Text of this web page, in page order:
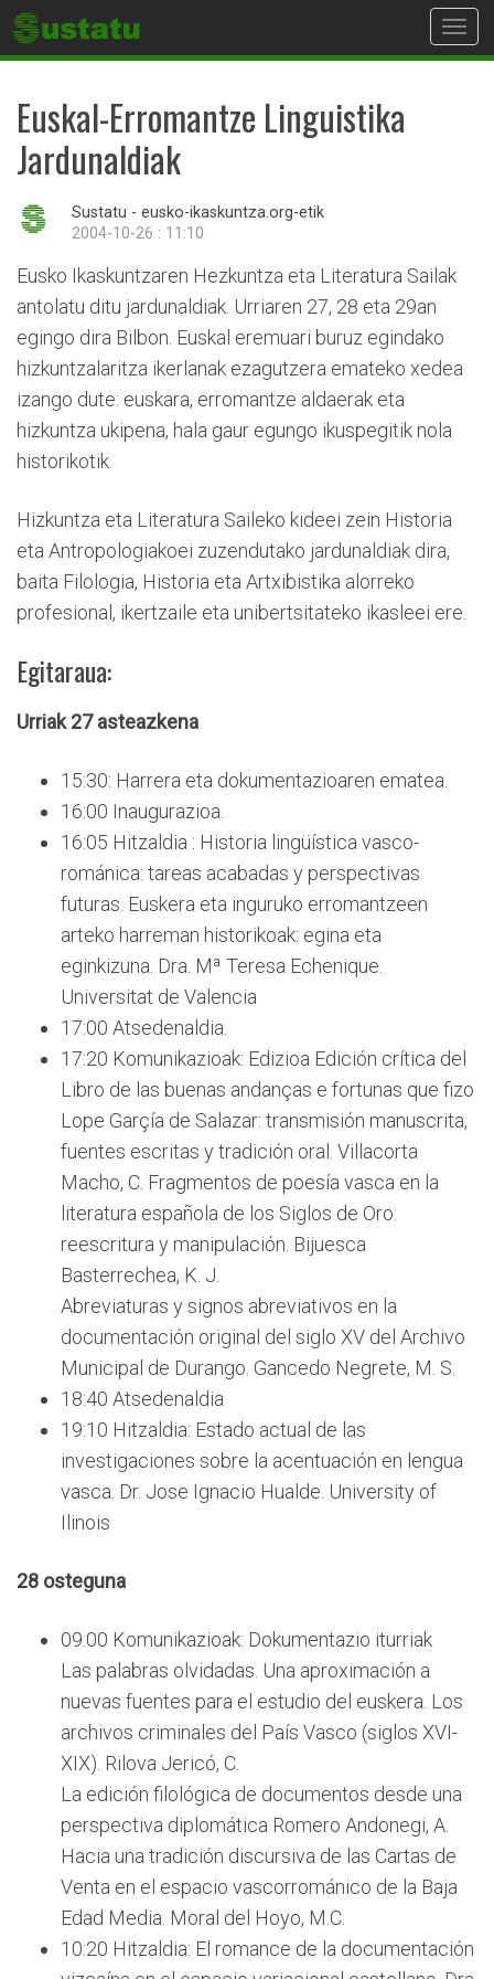
Euskal-Erromantze Linguistika
Jardunaldiak
Sustatu - eusko-ikaskuntza.org-etik
2004-10-26 : 11:10
Eusko Ikaskuntzaren Hezkuntza eta Literatura Sailak
antolatu ditu jardunaldiak. Urriaren 27, 28 eta 29an
egingo dira Bilbon. Euskal eremuari buruz egindako
hizkuntzalaritza ikerlanak ezagutzera emateko xedea
izango dute: euskara, erromantze aldaerak eta
hizkuntza ukipena, hala gaur egungo ikuspegitik nola
historikotik.
Hizkuntza eta Literatura Saileko kideei zein Historia
eta Antropologiakoei zuzendutako jardunaldiak dira,
baita Filologia, Historia eta Artxibistika alorreko
profesional, ikertzaile eta unibertsitateko ikasleei ere.
Egitaraua:
Urriak 27 asteazkena
15:30: Harrera eta dokumentazioaren ematea.
16:00 Inaugurazioa.
16:05 Hitzaldia : Historia lingüística vasco-
románica: tareas acabadas y perspectivas
futuras. Euskera eta inguruko erromantzeen
arteko harreman historikoak: egina eta
eginkizuna. Dra. Mª Teresa Echenique.
Universitat de Valencia
17:00 Atsedenaldia.
17:20 Komunikazioak: Edizioa Edición crítica del
Libro de las buenas andanças e fortunas que fizo
Lope Garçía de Salazar: transmisión manuscrita,
fuentes escritas y tradición oral. Villacorta
Macho, C. Fragmentos de poesía vasca en la
literatura española de los Siglos de Oro:
reescritura y manipulación. Bijuesca
Basterrechea, K. J.
Abreviaturas y signos abreviativos en la
documentación original del siglo XV del Archivo
Municipal de Durango. Gancedo Negrete, M. S.
18:40 Atsedenaldia
19:10 Hitzaldia: Estado actual de las
investigaciones sobre la acentuación en lengua
vasca. Dr. Jose Ignacio Hualde. University of
Ilinois
28 osteguna
09:00 Komunikazioak: Dokumentazio iturriak
Las palabras olvidadas. Una aproximación a
nuevas fuentes para el estudio del euskera. Los
archivos criminales del País Vasco (siglos XVI-
XIX). Rilova Jericó, C.
La edición filológica de documentos desde una
perspectiva diplomática Romero Andonegi, A.
Hacia una tradición discursiva de las Cartas de
Venta en el espacio vascorrománico de la Baja
Edad Media. Moral del Hoyo, M.C.
10:20 Hitzaldia: El romance de la documentación